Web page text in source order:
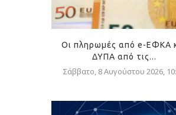
Οι πληρωμές από e-ΕΦΚΑ
ΔΥΠΑ από τις...
Σάββατο, 8 Αυγούστου 2026,